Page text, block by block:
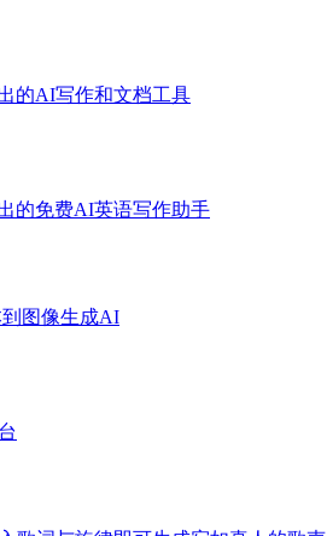
的AI写作和文档工具
的免费AI英语写作助手
图像生成AI